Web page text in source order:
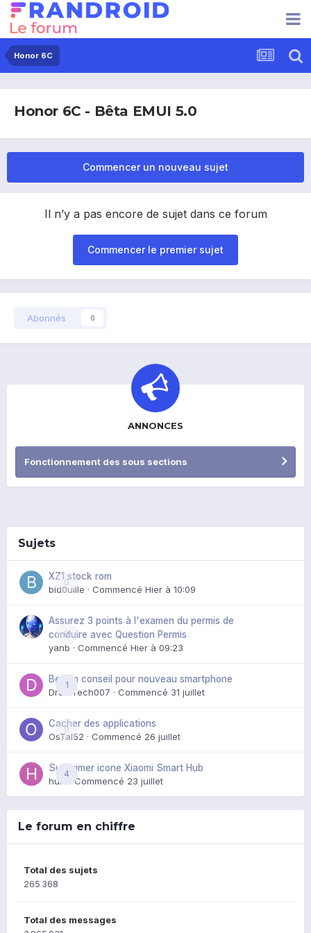
Honor 6C
Honor 6C - Bêta EMUI 5.0
Commencer un nouveau sujet
Il n’y a pas encore de sujet dans ce forum
Commencer le premier sujet
Abonnés 0
ANNONCES
Fonctionnement des sous sections
Sujets
0
XZ1 stock rom
bid0uille · Commencé Hier à 10:09
0
Assurez 3 points à l'examen du permis de
conduire avec Question Permis
yanb · Commencé Hier à 09:23
1
Besoin conseil pour nouveau smartphone
DroidTech007 · Commencé 31 juillet
0
Cacher des applications
OsTal52 · Commencé 26 juillet
4
Supprimer icone Xiaomi Smart Hub
huik · Commencé 23 juillet
Le forum en chiffre
Total des sujets
265 368
Total des messages